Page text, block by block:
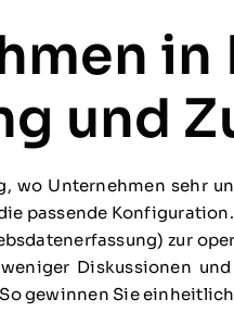
und
wo Unternehmen sehr
passende
zur
Diskussionen
gewinnen Sie